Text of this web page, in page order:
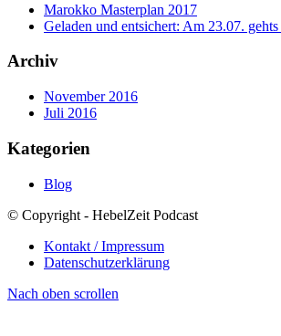
Marokko Masterplan 2017
Geladen und entsichert: Am 23.07. gehts
Archiv
November 2016
Juli 2016
Kategorien
Blog
© Copyright - HebelZeit Podcast
Kontakt / Impressum
Datenschutzerklärung
Nach oben scrollen